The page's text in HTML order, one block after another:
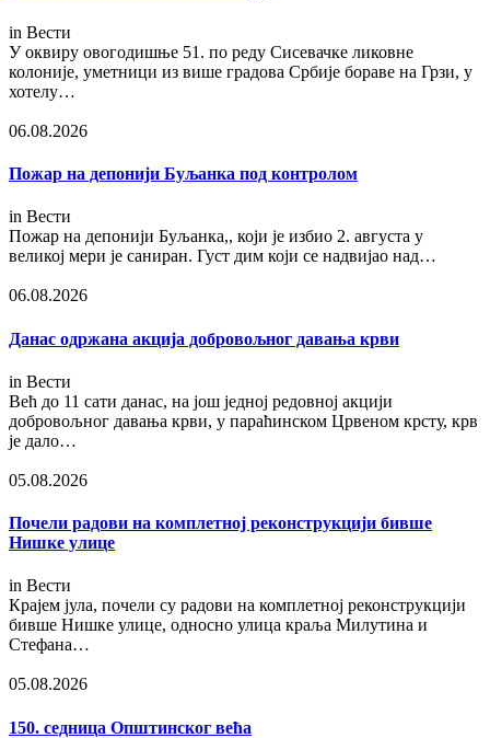
in Вести
У оквиру овогодишње 51. по реду Сисевачке ликовне
колоније, уметници из више градова Србије бораве на Грзи, у
хотелу…
06.08.2026
Пожар на депонији Буљанка под контролом
in Вести
Пожар на депонији Буљанка,, који је избио 2. августа у
великој мери је саниран. Густ дим који се надвијао над…
06.08.2026
Данас одржана акција добровољног давања крви
in Вести
Већ до 11 сати данас, на још једној редовној акцији
добровољног давања крви, у параћинском Црвеном крсту, крв
је дало…
05.08.2026
Почели радови на комплетној реконструкцији бивше
Нишке улице
in Вести
Крајем јула, почели су радови на комплетној реконструкцији
бивше Нишке улице, односно улица краља Милутина и
Стефана…
05.08.2026
150. седница Општинског већа